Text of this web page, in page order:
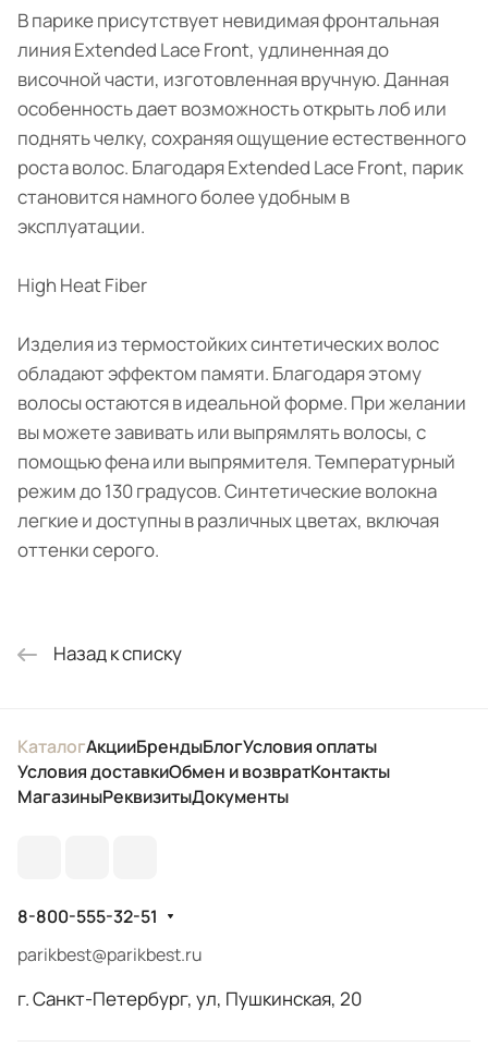
В парике присутствует невидимая фронтальная
линия Extended Lace Front, удлиненная до
височной части, изготовленная вручную. Данная
особенность дает возможность открыть лоб или
поднять челку, сохраняя ощущение естественного
роста волос. Благодаря Extended Lace Front, парик
становится намного более удобным в
эксплуатации.
High Heat Fiber
Изделия из термостойких синтетических волос
обладают эффектом памяти. Благодаря этому
волосы остаются в идеальной форме. При желании
вы можете завивать или выпрямлять волосы, с
помощью фена или выпрямителя. Температурный
режим до 130 градусов. Синтетические волокна
легкие и доступны в различных цветах, включая
оттенки серого.
Назад к списку
КаталогАкцииБрендыБлогУсловия оплаты
Условия доставкиОбмен и возвратКонтакты
МагазиныРеквизитыДокументы
8-800-555-32-51
parikbest@parikbest.ru
г. Санкт-Петербург, ул, Пушкинская, 20